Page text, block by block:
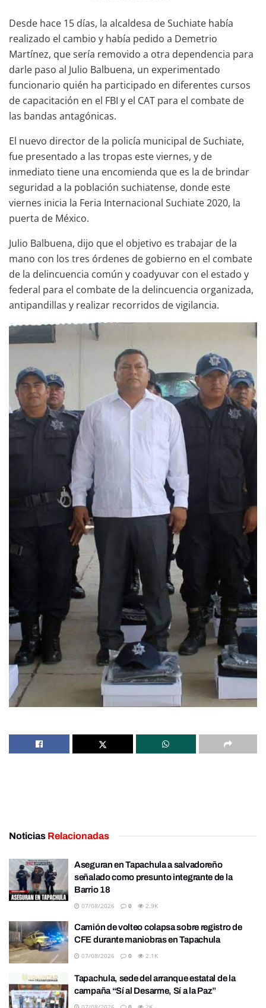
Desde hace 15 días, la alcaldesa de Suchiate había
realizado el cambio y había pedido a Demetrio
Martínez, que sería removido a otra dependencia para
darle paso al Julio Balbuena, un experimentado
funcionario quién ha participado en diferentes cursos
de capacitación en el FBI y el CAT para el combate de
las bandas antagónicas.
El nuevo director de la policía municipal de Suchiate,
fue presentado a las tropas este viernes, y de
inmediato tiene una encomienda que es la de brindar
seguridad a la población suchiatense, donde este
viernes inicia la Feria Internacional Suchiate 2020, la
puerta de México.
Julio Balbuena, dijo que el objetivo es trabajar de la
mano con los tres órdenes de gobierno en el combate
de la delincuencia común y coadyuvar con el estado y
federal para el combate de la delincuencia organizada,
antipandillas y realizar recorridos de vigilancia.
Noticias Relacionadas
Aseguran en Tapachula a salvadoreño
señalado como presunto integrante de la
Barrio 18
07/08/2026 0 2.9K
Camión de volteo colapsa sobre registro de
CFE durante maniobras en Tapachula
07/08/2026 0 2.1K
Tapachula, sede del arranque estatal de la
campaña “Sí al Desarme, Sí a la Paz”